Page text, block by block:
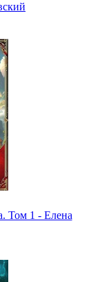
Том 1 - Елена